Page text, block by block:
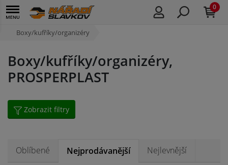
0
Boxy/kufříky/organizéry
Boxy/kufříky/organizéry,
PROSPERPLAST
Zobrazit filtry
Oblíbené Nejprodávanější Nejlevnější